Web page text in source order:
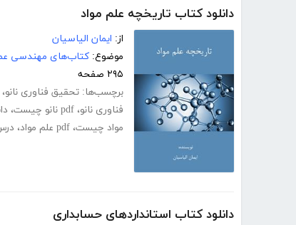
دانلود کتاب تاریخچه علم مواد
از: ایمان الیاسیان
موضوع: کتاب‌های مهندسی
۲۹۵ صفحه
برچسب‌ها: تحقیق فناوری نانو،
فناوری نانو، pdf نانو چیست ،
مواد چیست، pdf علم مواد ،
دانلود کتاب استانداردهای حسابداری